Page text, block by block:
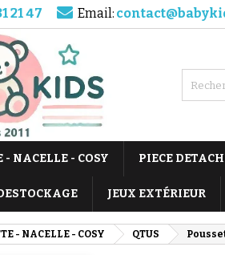
21 47 Email:
- NACELLE - COSY PIECE
JEUX EXTÉRIEUR
- NACELLE - COSY QTUS